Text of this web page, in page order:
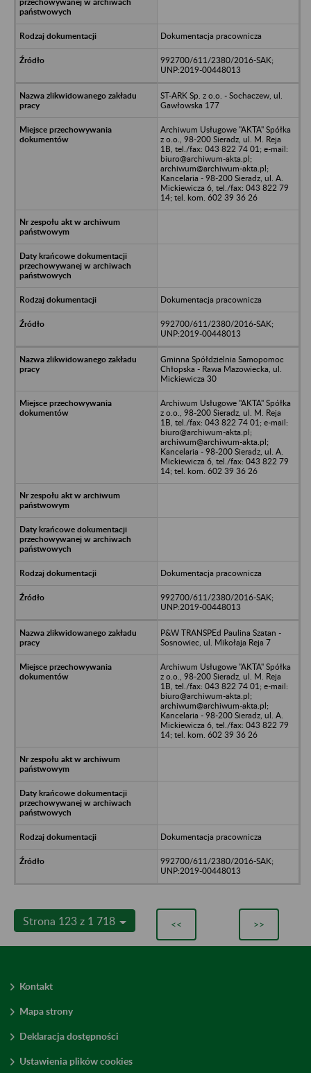
Dokumentacja pracownicza
992700/611/2380/2016-SAK;
UNP:2019-00448013
ST-ARK Sp. z o.o. - Sochaczew, ul.
Gawłowska 177
Archiwum Usługowe "AKTA" Spółka
z o.o., 98-200 Sieradz, ul. M. Reja
1B, tel./fax: 043 822 74 01; e-mail:
biuro@archiwum-akta.pl;
archiwum@archiwum-akta.pl;
Kancelaria - 98-200 Sieradz, ul. A.
Mickiewicza 6, tel./fax: 043 822 79
14; tel. kom. 602 39 36 26
Dokumentacja pracownicza
992700/611/2380/2016-SAK;
UNP:2019-00448013
Gminna Spółdzielnia Samopomoc
Chłopska - Rawa Mazowiecka, ul.
Mickiewicza 30
Archiwum Usługowe "AKTA" Spółka
z o.o., 98-200 Sieradz, ul. M. Reja
1B, tel./fax: 043 822 74 01; e-mail:
biuro@archiwum-akta.pl;
archiwum@archiwum-akta.pl;
Kancelaria - 98-200 Sieradz, ul. A.
Mickiewicza 6, tel./fax: 043 822 79
14; tel. kom. 602 39 36 26
Dokumentacja pracownicza
992700/611/2380/2016-SAK;
UNP:2019-00448013
P&W TRANSPEd Paulina Szatan -
Sosnowiec, ul. Mikołaja Reja 7
Archiwum Usługowe "AKTA" Spółka
z o.o., 98-200 Sieradz, ul. M. Reja
1B, tel./fax: 043 822 74 01; e-mail:
biuro@archiwum-akta.pl;
archiwum@archiwum-akta.pl;
Kancelaria - 98-200 Sieradz, ul. A.
Mickiewicza 6, tel./fax: 043 822 79
14; tel. kom. 602 39 36 26
Dokumentacja pracownicza
992700/611/2380/2016-SAK;
UNP:2019-00448013
Strona 123 z 1 718 << >>
Kontakt
Mapa strony
Deklaracja dostępności
Ustawienia plików cookies